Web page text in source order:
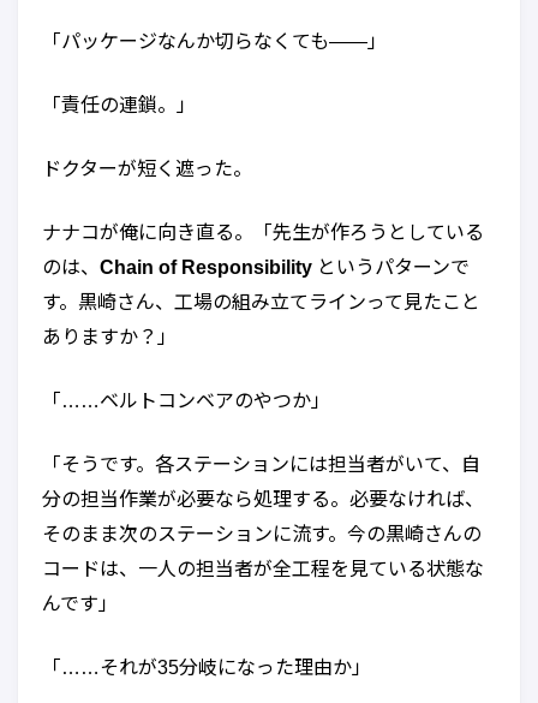
「パッケージなんか切らなくても——」
「責任の連鎖。」
ドクターが短く遮った。
ナナコが俺に向き直る。「先生が作ろうとしている
のは、 Chain of Responsibility というパターンで
す。黒崎さん、工場の組み立てラインって見たこと
ありますか？」
「……ベルトコンベアのやつか」
「そうです。各ステーションには担当者がいて、自
分の担当作業が必要なら処理する。必要なければ、
そのまま次のステーションに流す。今の黒崎さんの
コードは、一人の担当者が全工程を見ている状態な
んです」
「……それが35分岐になった理由か」